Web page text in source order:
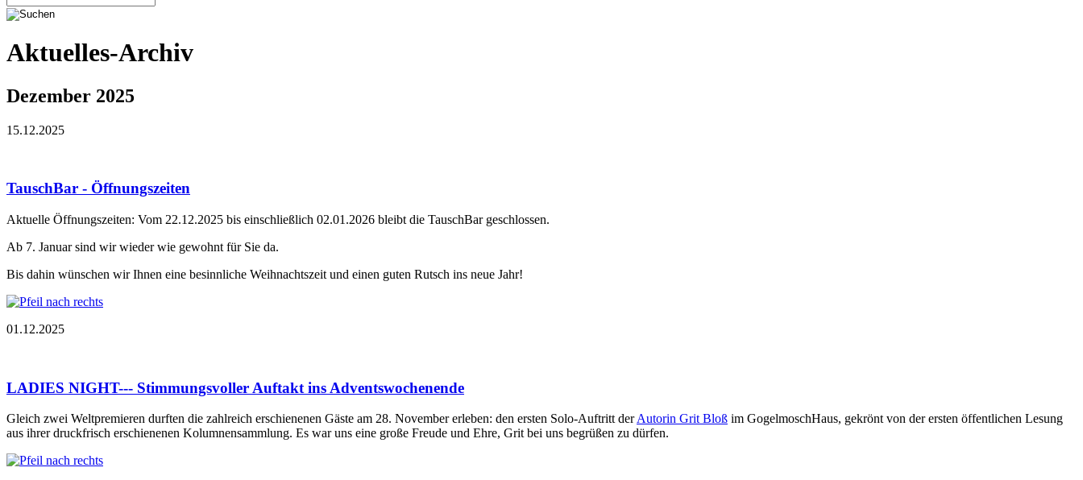
Aktuelles-Archiv
Dezember 2025
15.12.2025
TauschBar - Öffnungszeiten
Aktuelle Öffnungszeiten: Vom 22.12.2025 bis einschließlich 02.01.2026 bleibt die TauschBar geschlossen.
Ab 7. Januar sind wir wieder wie gewohnt für Sie da.
Bis dahin wünschen wir Ihnen eine besinnliche Weihnachtszeit und einen guten Rutsch ins neue Jahr!
01.12.2025
LADIES NIGHT--- Stimmungsvoller Auftakt ins Adventswochenende
Gleich zwei Weltpremieren durften die zahlreich erschienenen Gäste am 28. November erleben: den ersten Solo-Auftritt derAutorin Grit Bloß im GogelmoschHaus, gekrönt von der ersten öffentlichen Lesung
aus ihrer druckfrisch erschienenen Kolumnensammlung. Es war uns eine große Freude und Ehre, Grit bei uns begrüßen zu dürfen.